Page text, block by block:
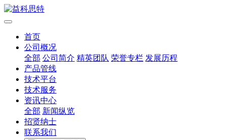
首页
公司概况
全部 公司简介 精英团队 荣誉专栏 发展历程
产品管线
技术平台
技术服务
资讯中心
全部 新闻纵览
招贤纳士
联系我们